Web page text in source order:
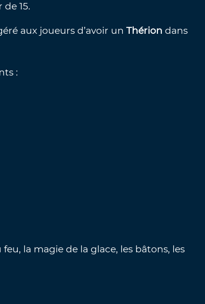
15.
aux joueurs d’avoir unThérion dans
:
la magie de la glace, les bâtons, les